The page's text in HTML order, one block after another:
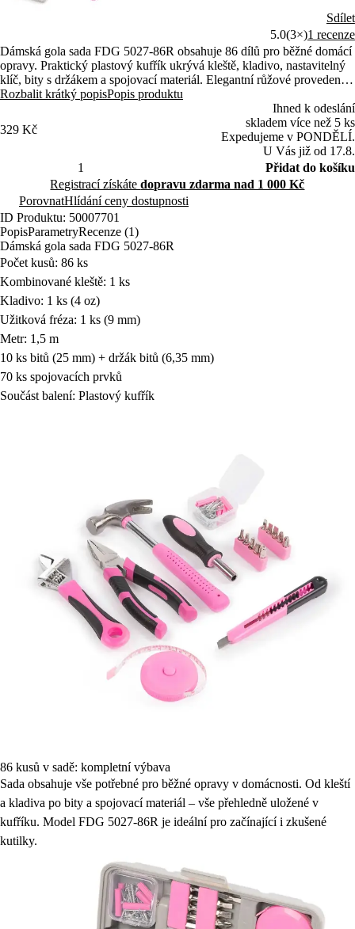
Sdílet
5.0(3×)1 recenze
Dámská gola sada FDG 5027-86R obsahuje 86 dílů pro běžné domácí
opravy. Praktický plastový kufřík ukrývá kleště, kladivo, nastavitelný
klíč, bity s držákem a spojovací materiál. Elegantní růžové provedení
potěší každou kutilku.
Rozbalit krátký popisPopis produktu
329 Kč
Ihned k odeslání
skladem více než 5 ks
Expedujeme v PONDĚLÍ.
U Vás již od 17.8.
Přidat do košíku
Registrací získátedopravu zdarma nad 1 000 Kč
PorovnatHlídání ceny dostupnosti
ID Produktu: 50007701
PopisParametryRecenze (1)
Dámská gola sada FDG 5027-86R
Počet kusů: 86 ks
Kombinované kleště: 1 ks
Kladivo: 1 ks (4 oz)
Užitková fréza: 1 ks (9 mm)
Metr: 1,5 m
10 ks bitů (25 mm) + držák bitů (6,35 mm)
70 ks spojovacích prvků
Součást balení: Plastový kufřík
86 kusů v sadě: kompletní výbava
Sada obsahuje vše potřebné pro běžné opravy v domácnosti. Od kleští
a kladiva po bity a spojovací materiál – vše přehledně uložené v
kufříku. Model FDG 5027-86R je ideální pro začínající i zkušené
kutilky.